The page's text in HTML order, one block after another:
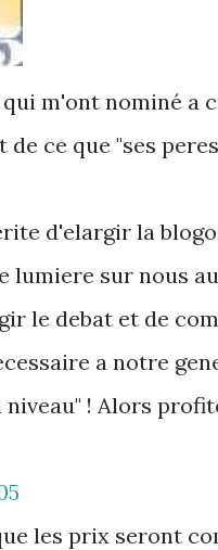
m'ont nominé a
ce que "ses
d'elargir la
lumiere sur nous
le debat et de
a notre
! Alors
les prix seront